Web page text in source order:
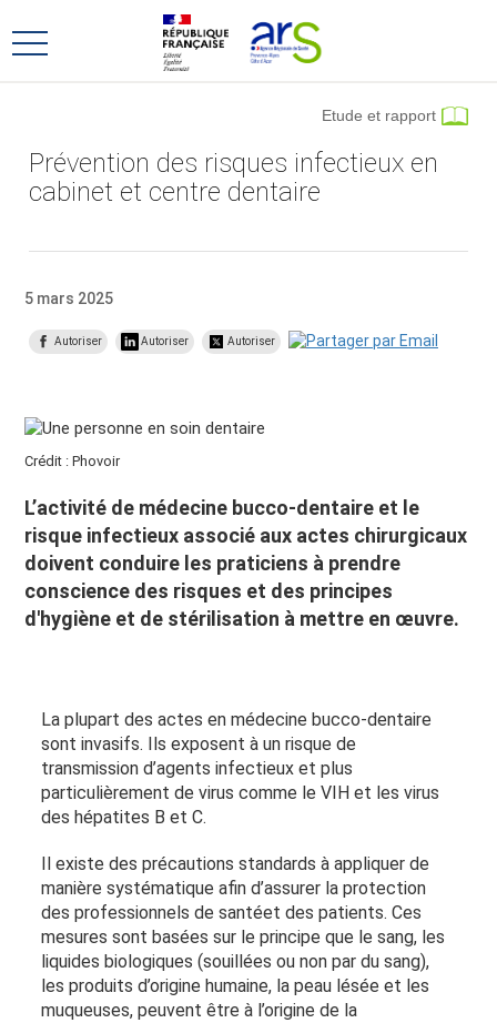
au
menu
au
contenu
Ouvrir
Prévention des risques infectieux en
cabinet et centre dentaire
Etude et rapport
5 mars 2025
Autoriser Autoriser Autoriser
Crédit : Phovoir
L’activité de médecine bucco-dentaire et le
risque infectieux associé aux actes chirurgicaux
doivent conduire les praticiens à prendre
conscience des risques et des principes
d'hygiène et de stérilisation à mettre en œuvre.
La plupart des actes en médecine bucco-dentaire
sont invasifs. Ils exposent à un risque de
transmission d’agents infectieux et plus
particulièrement de virus comme le VIH et les virus
des hépatites B et C.
Il existe des précautions standards à appliquer de
manière systématique afin d’assurer la protection
des professionnels de santéet des patients. Ces
mesures sont basées sur le principe que le sang, les
liquides biologiques (souillées ou non par du sang),
les produits d’origine humaine, la peau lésée et les
muqueuses, peuvent être à l’origine de la